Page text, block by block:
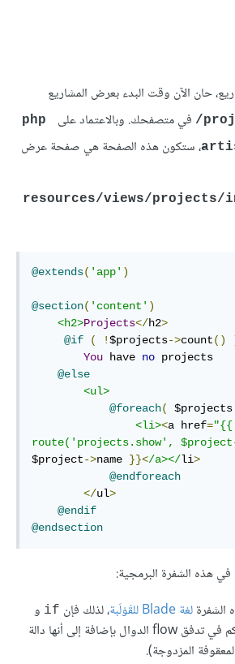
حان الآن وقت البدء بعرض المشاريع
في متصفحك. وبالاعتماد على
php
، ستكون هذه الصفحة هي صفحة عرض
resources/views/projects/
@extends( 'app' )
@section( 'content' )
<h2>Projects</h2>
@if
( !$projects->count()
You have no projects
@else
<ul>
@foreach( $projects
<li><a href="{{
route('projects.show',
$project->name }}</a></li>
@endforeach
</ul>
@endif
@endsection
هذه الشفرة البرمجية:
لغة Blade للقَوْلَبة ، لذلك فإن if و
تتحكم في تدفق flow الدوال بإضافة إلى أنها دالة
المزدوجة).